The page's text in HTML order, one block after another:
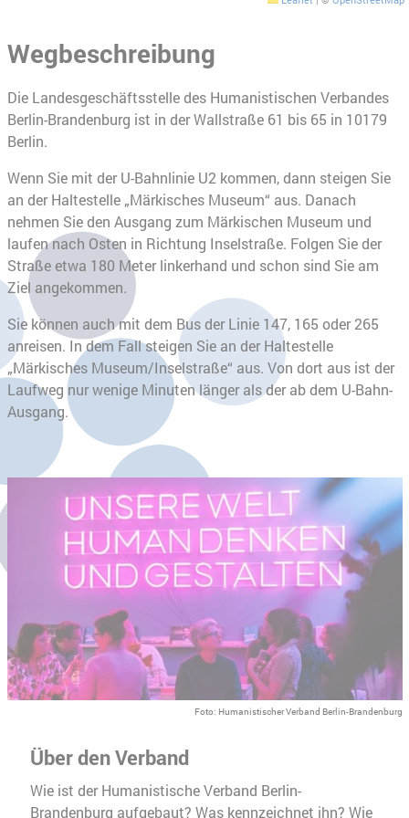
Wegbeschreibung
Die Landesgeschäftsstelle des Humanistischen Verbandes
Berlin-Brandenburg ist in der Wallstraße 61 bis 65 in 10179
Berlin.
Wenn Sie mit der U-Bahnlinie U2 kommen, dann steigen Sie
an der Haltestelle „Märkisches Museum“ aus. Danach
nehmen Sie den Ausgang zum Märkischen Museum und
laufen nach Osten in Richtung Inselstraße. Folgen Sie der
Straße etwa 180 Meter linkerhand und schon sind Sie am
Ziel angekommen.
Sie können auch mit dem Bus der Linie 147, 165 oder 265
anreisen. In dem Fall steigen Sie an der Haltestelle
„Märkisches Museum/Inselstraße“ aus. Von dort aus ist der
Laufweg nur wenige Minuten länger als der ab dem U-Bahn-
Ausgang.
Foto: Humanistischer Verband Berlin-Brandenburg
Über den Verband
Wie ist der Humanistische Verband Berlin-
Brandenburg aufgebaut? Was kennzeichnet ihn? Wie